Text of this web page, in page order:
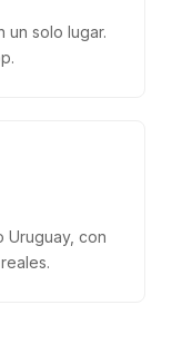
un solo lugar.
Uruguay, con